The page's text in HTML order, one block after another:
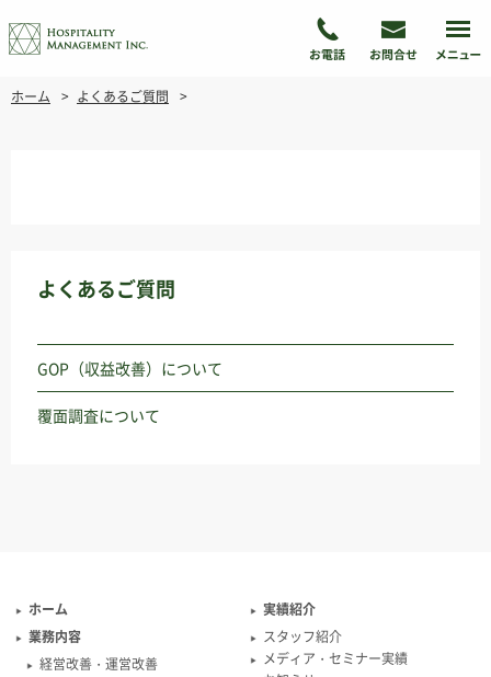
ホーム よくあるご質問
よくあるご質問
GOP（収益改善）について
覆面調査について
ホーム
業務内容
経営改善・運営改善
実績紹介
スタッフ紹介
メディア・セミナー実績